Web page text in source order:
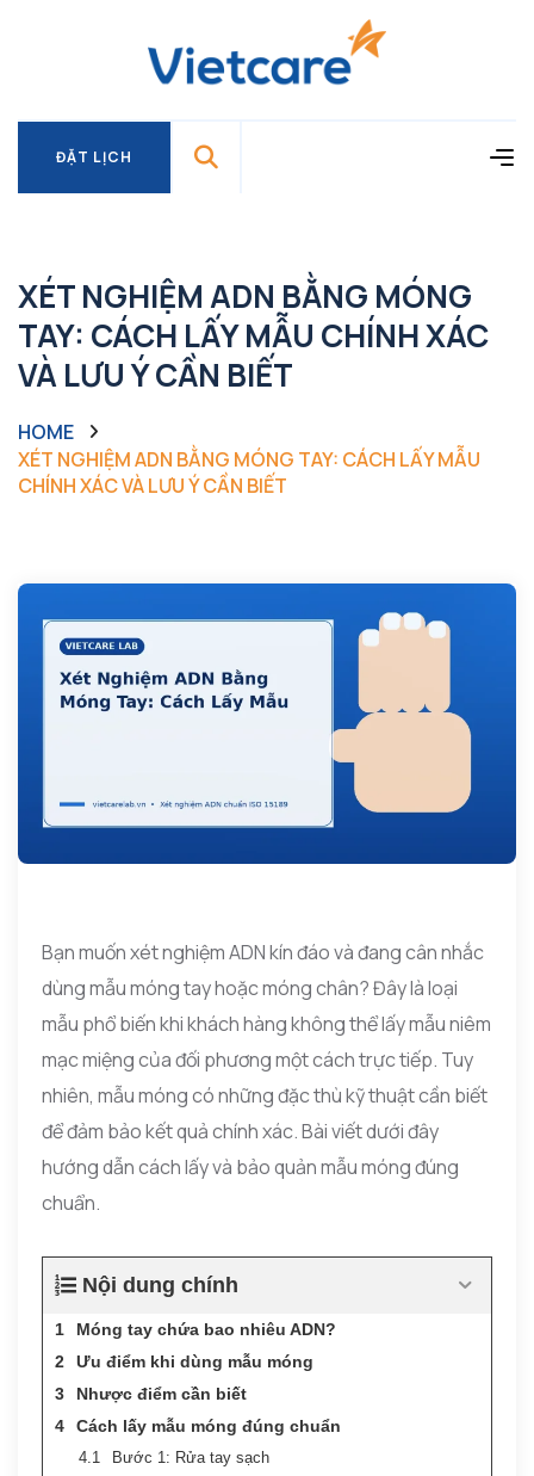
ĐẶT LỊCH
XÉT NGHIỆM ADN BẰNG MÓNG
TAY: CÁCH LẤY MẪU CHÍNH XÁC
VÀ LƯU Ý CẦN BIẾT
HOME
XÉT NGHIỆM ADN BẰNG MÓNG TAY: CÁCH LẤY MẪU
CHÍNH XÁC VÀ LƯU Ý CẦN BIẾT
Bạn muốn xét nghiệm ADN kín đáo và đang cân nhắc
dùng mẫu móng tay hoặc móng chân? Đây là loại
mẫu phổ biến khi khách hàng không thể lấy mẫu niêm
mạc miệng của đối phương một cách trực tiếp. Tuy
nhiên, mẫu móng có những đặc thù kỹ thuật cần biết
để đảm bảo kết quả chính xác. Bài viết dưới đây
hướng dẫn cách lấy và bảo quản mẫu móng đúng
chuẩn.
Nội dung chính
Móng tay chứa bao nhiêu ADN?
Ưu điểm khi dùng mẫu móng
Nhược điểm cần biết
Cách lấy mẫu móng đúng chuẩn
Bước 1: Rửa tay sạch